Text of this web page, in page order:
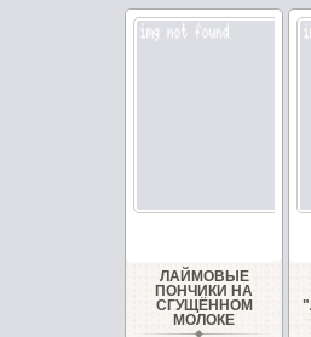
ЛАЙМОВЫЕ
ПОНЧИКИ НА
СГУЩЁННОМ
МОЛОКЕ